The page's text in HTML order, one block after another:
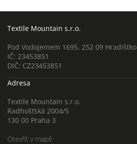
Textile Mountain s.r.o.
Pod Vodojemem 1695, 252 09 Hradištko
IČ: 23453851
DIČ: CZ23453851
Adresa
Textile Mountain s.r.o.
Radhošťská 2004/5
130 00 Praha 3
Otevřít v mapě